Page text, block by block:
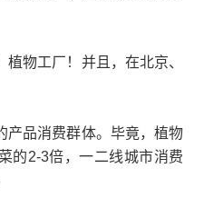
物工厂！并且，在北京、
产品消费群体。毕竟，植物
的2-3倍，一二线城市消费